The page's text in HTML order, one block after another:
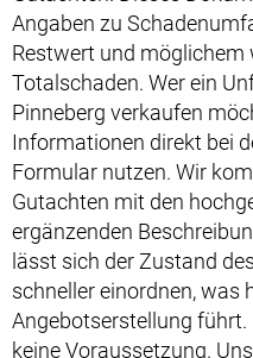
Angaben zu
Restwert und
Totalschaden. Wer ein
Pinneberg verkaufen
Informationen direkt bei
Formular nutzen. Wir
Gutachten mit den
ergänzenden
lässt sich der Zustand
schneller einordnen, was
Angebotserstellung
keine Voraussetzung.